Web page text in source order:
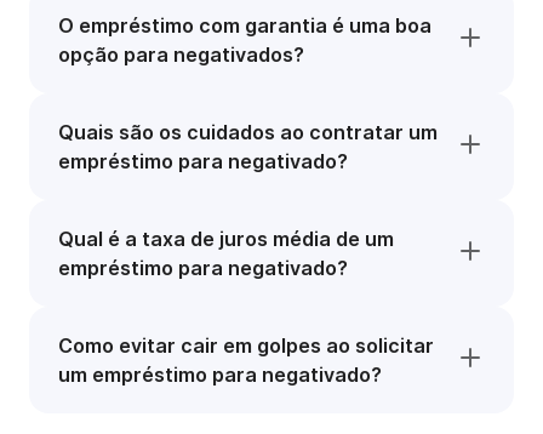
O empréstimo com garantia é uma boa
opção para negativados?
Quais são os cuidados ao contratar um
empréstimo para negativado?
Qual é a taxa de juros média de um
empréstimo para negativado?
Como evitar cair em golpes ao solicitar
um empréstimo para negativado?